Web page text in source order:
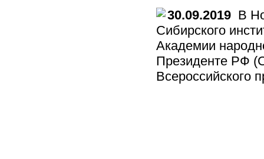
30.09.2019 В
Сибирского
Академии
Президенте РФ
Всероссийского